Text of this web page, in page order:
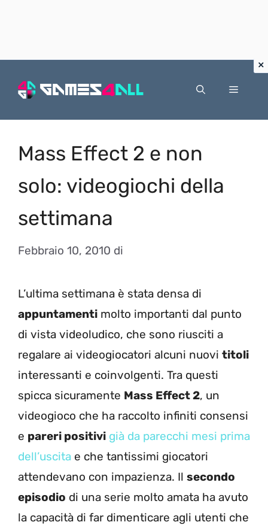
Menu
Mass Effect 2 e non
solo: videogiochi della
settimana
Febbraio 10, 2010 di
L’ultima settimana è stata densa di
appuntamenti molto importanti dal punto
di vista videoludico, che sono riusciti a
regalare ai videogiocatori alcuni nuovi titoli
interessanti e coinvolgenti. Tra questi
spicca sicuramente Mass Effect 2, un
videogioco che ha raccolto infiniti consensi
e pareri positivi già da parecchi mesi prima
dell’uscita e che tantissimi giocatori
attendevano con impazienza. Il secondo
episodio di una serie molto amata ha avuto
la capacità di far dimenticare agli utenti che